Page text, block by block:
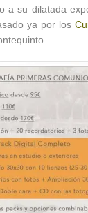
a su dilatada
ya por los